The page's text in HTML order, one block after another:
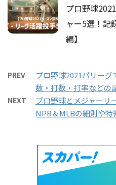
プロ野球
ャー5選！記
編】
PREV
プロ野球2021パリー
数・打数・打率などの
NEXT
プロ野球とメジャーリ
NPB＆MLBの細則や特